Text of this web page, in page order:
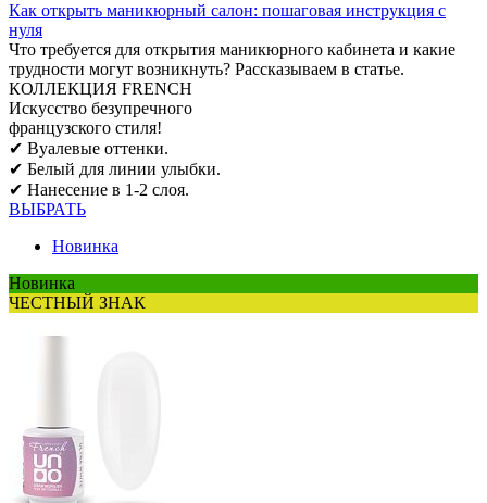
Как открыть маникюрный салон: пошаговая инструкция с
нуля
Что требуется для открытия маникюрного кабинета и какие
трудности могут возникнуть? Рассказываем в статье.
✔ Нанесение в 1-2 слоя.
Новинка
Новинка
ЧЕСТНЫЙ ЗНАК